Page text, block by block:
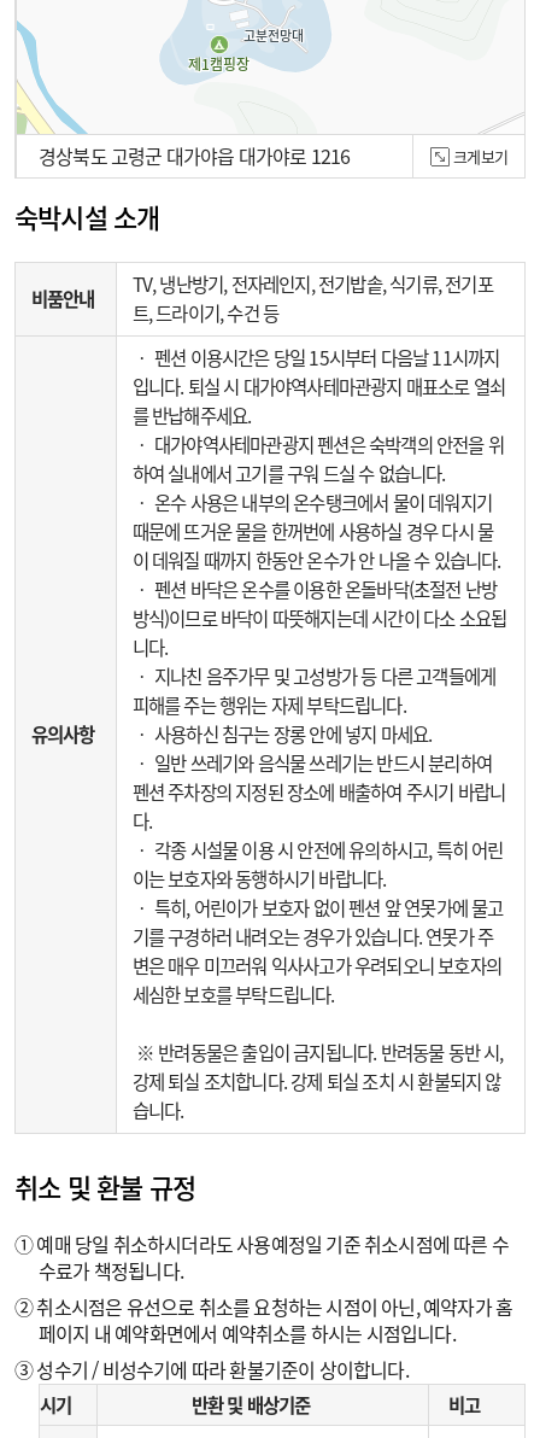
100m
경상북도 고령군 대가야읍 대가야로 1216 크게보기
숙박시설 소개
비품안내
TV, 냉난방기, 전자레인지, 전기밥솥, 식기류, 전기포
트, 드라이기, 수건 등
유의사항
‧ 펜션 이용시간은 당일 15시부터 다음날 11시까지
입니다. 퇴실 시 대가야역사테마관광지 매표소로 열쇠
를 반납해주세요.
‧ 대가야역사테마관광지 펜션은 숙박객의 안전을 위
하여 실내에서 고기를 구워 드실 수 없습니다.
‧ 온수 사용은 내부의 온수탱크에서 물이 데워지기
때문에 뜨거운 물을 한꺼번에 사용하실 경우 다시 물
이 데워질 때까지 한동안 온수가 안 나올 수 있습니다.
‧ 펜션 바닥은 온수를 이용한 온돌바닥(초절전 난방
방식)이므로 바닥이 따뜻해지는데 시간이 다소 소요됩
니다.
‧ 지나친 음주가무 및 고성방가 등 다른 고객들에게
피해를 주는 행위는 자제 부탁드립니다.
‧ 사용하신 침구는 장롱 안에 넣지 마세요.
‧ 일반 쓰레기와 음식물 쓰레기는 반드시 분리하여
펜션 주차장의 지정된 장소에 배출하여 주시기 바랍니
다.
‧ 각종 시설물 이용 시 안전에 유의하시고, 특히 어린
이는 보호자와 동행하시기 바랍니다.
‧ 특히, 어린이가 보호자 없이 펜션 앞 연못가에 물고
기를 구경하러 내려오는 경우가 있습니다. 연못가 주
변은 매우 미끄러워 익사사고가 우려되오니 보호자의
세심한 보호를 부탁드립니다.
※ 반려동물은 출입이 금지됩니다. 반려동물 동반 시,
강제 퇴실 조치합니다. 강제 퇴실 조치 시 환불되지 않
습니다.
취소 및 환불 규정
① 예매 당일 취소하시더라도 사용예정일 기준 취소시점에 따른 수
수료가 책정됩니다.
② 취소시점은 유선으로 취소를 요청하는 시점이 아닌, 예약자가 홈
페이지 내 예약화면에서 예약취소를 하시는 시점입니다.
③ 성수기 / 비성수기에 따라 환불기준이 상이합니다.
시기 반환 및 배상기준 비고